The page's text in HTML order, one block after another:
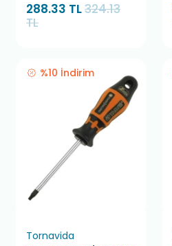
288.33 TL324.13
TL
%10 İndirim
Tornavida